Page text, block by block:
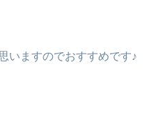
いますのでおすすめです♪